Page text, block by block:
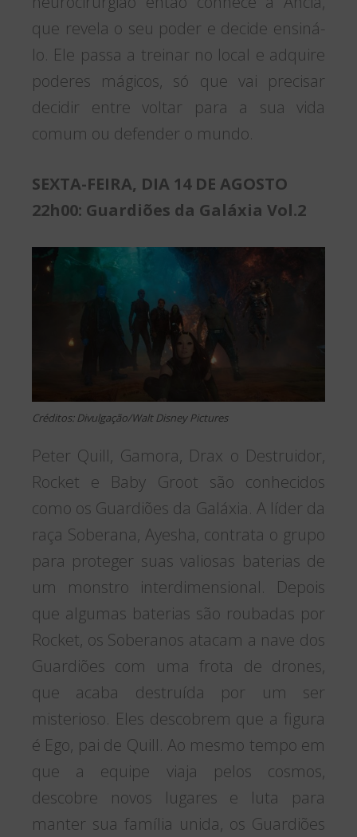
que revela o seu poder e decide ensiná-
lo. Ele passa a treinar no local e adquire
poderes mágicos, só que vai precisar
decidir entre voltar para a sua vida
comum ou defender o mundo.
SEXTA-FEIRA, DIA 14 DE AGOSTO
22h00: Guardiões da Galáxia Vol.2
Créditos: Divulgação/Walt Disney Pictures
Peter Quill, Gamora, Drax o Destruidor,
Rocket e Baby Groot são conhecidos
como os Guardiões da Galáxia. A líder da
raça Soberana, Ayesha, contrata o grupo
para proteger suas valiosas baterias de
um monstro interdimensional. Depois
que algumas baterias são roubadas por
Rocket, os Soberanos atacam a nave dos
Guardiões com uma frota de drones,
que acaba destruída por um ser
misterioso. Eles descobrem que a figura
é Ego, pai de Quill. Ao mesmo tempo em
que a equipe viaja pelos cosmos,
descobre novos lugares e luta para
manter sua família unida, os Guardiões